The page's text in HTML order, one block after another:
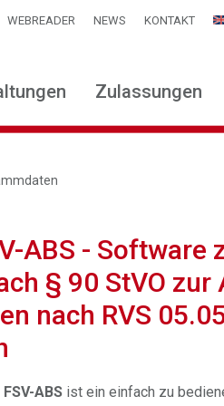
WEBREADER NEWS KONTAKT
Zulassungen
ABS - Software
§ 90 StVO zur
nach RVS
ABS ist ein einfach zu